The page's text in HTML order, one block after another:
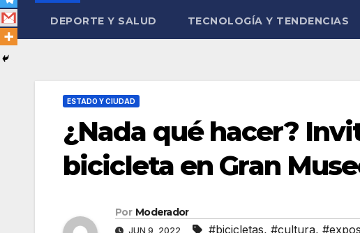
DEPORTE Y SALUD TECNOLOGÍA Y TENDENCIAS
ESTADO Y CIUDAD
¿Nada qué hacer?
bicicleta en Gran
Por Moderador
JUN 9, 2022 #bicicletas, #cultura,